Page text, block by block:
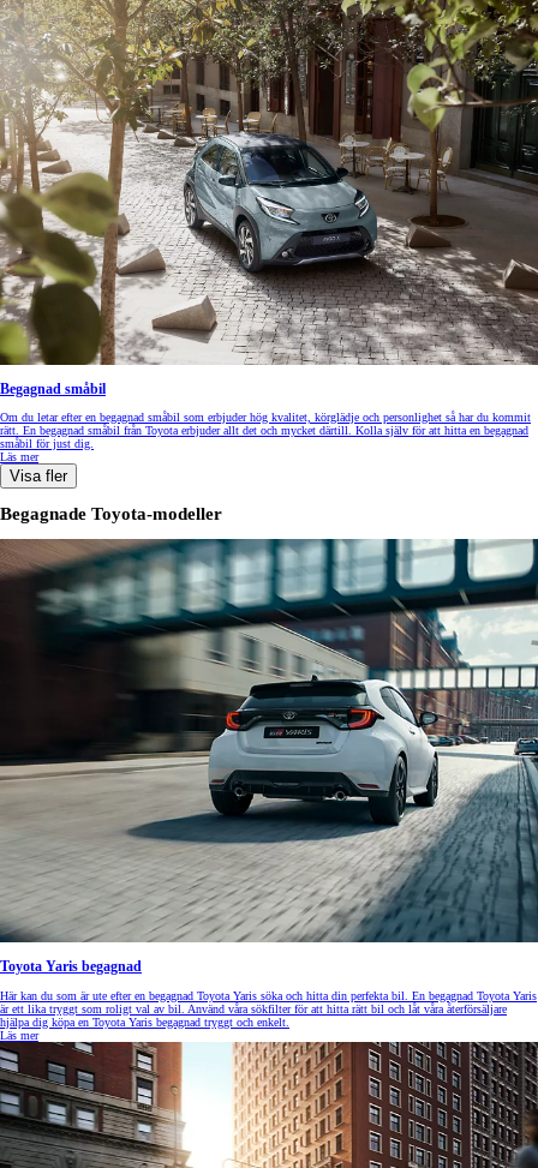
Begagnad småbil
Om du letar efter en begagnad småbil som erbjuder hög kvalitet, körglädje och personlighet så har du kommit
rätt. En begagnad småbil från Toyota erbjuder allt det och mycket därtill. Kolla själv för att hitta en begagnad
småbil för just dig.
Läs mer
Visa fler
Begagnade Toyota-modeller
Toyota Yaris begagnad
Här kan du som är ute efter en begagnad Toyota Yaris söka och hitta din perfekta bil. En begagnad Toyota Yaris
är ett lika tryggt som roligt val av bil. Använd våra sökfilter för att hitta rätt bil och låt våra återförsäljare
hjälpa dig köpa en Toyota Yaris begagnad tryggt och enkelt.
Läs mer